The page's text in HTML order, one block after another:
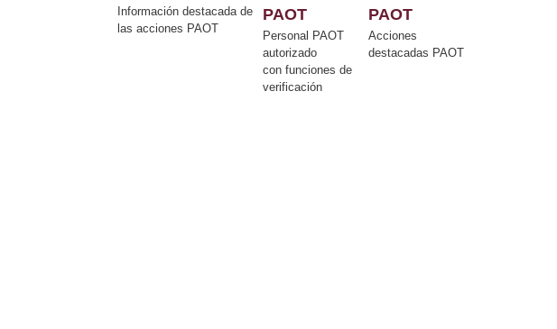
Información destacada de
las acciones PAOT
PAOT
Personal PAOT
autorizado
con funciones de
verificación
PAOT
Acciones
destacadas PAOT